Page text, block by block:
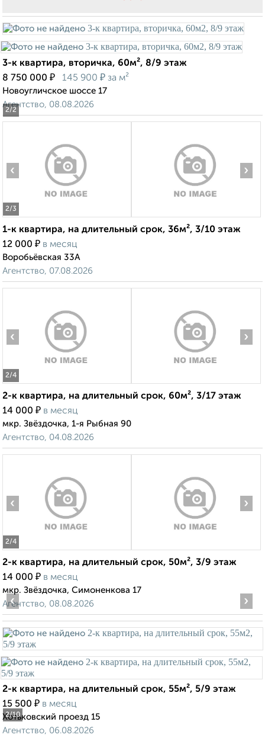
2/2
3-к квартира, вторичка, 60м², 8/9 этаж
8 750 000 ₽ 145 900 ₽ за м²
Новоугличское шоссе 17
Агентство, 08.08.2026
2/3
‹ ›
1-к квартира, на длительный срок, 36м², 3/10 этаж
12 000 ₽ в месяц
Воробьёвская 33А
Агентство, 07.08.2026
2/4
‹ ›
2-к квартира, на длительный срок, 60м², 3/17 этаж
14 000 ₽ в месяц
мкр. Звёздочка, 1-я Рыбная 90
Агентство, 04.08.2026
2/4
‹ ›
2-к квартира, на длительный срок, 50м², 3/9 этаж
14 000 ₽ в месяц
мкр. Звёздочка, Симоненкова 17
Агентство, 08.08.2026
2/10
‹ ›
2-к квартира, на длительный срок, 55м², 5/9 этаж
15 500 ₽ в месяц
Хотьковский проезд 15
Агентство, 06.08.2026